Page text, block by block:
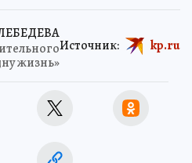
жизнь»
Источник: kp.ru